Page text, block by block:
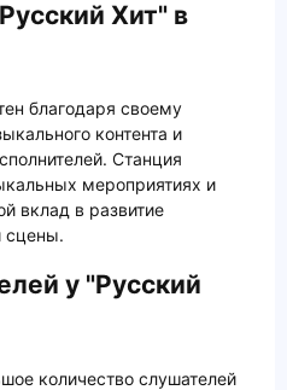
Хит" в
благодаря своему
контента и
Станция
мероприятиях и
вклад в развитие
сцены.
у "Русский
количество слушателей